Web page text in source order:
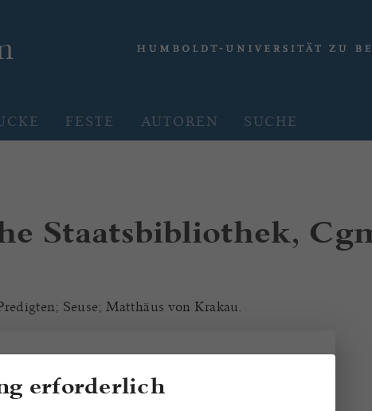
FESTE AUTOREN SUCHE
Staatsbibliothek,
Seuse; Matthäus von Krakau.
erforderlich